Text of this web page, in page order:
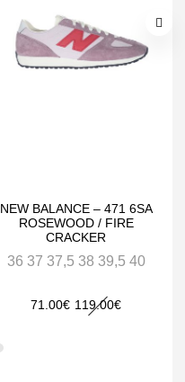
NEW BALANCE – 471 6SA
ROSEWOOD / FIRE
CRACKER
36 37 37,5 38 39,5 40
119.00€
Le
71.00€ Le